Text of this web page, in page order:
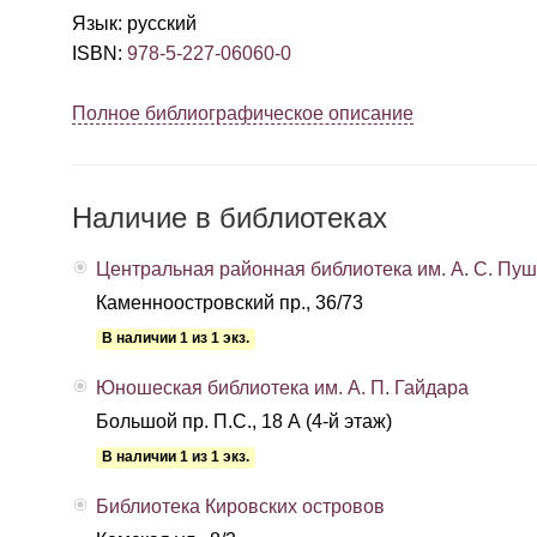
Язык: русский
ISBN : 978-5-227-06060-0
Полное библиографическое описание
Наличие в библиотеках
Центральная районная библиотека им. А. С.
Каменноостровский пр., 36/73
В наличии 1 из 1 экз.
Юношеская библиотека им. А. П. Гайдара
Большой пр. П.С., 18 А (4-й этаж)
В наличии 1 из 1 экз.
Библиотека Кировских островов